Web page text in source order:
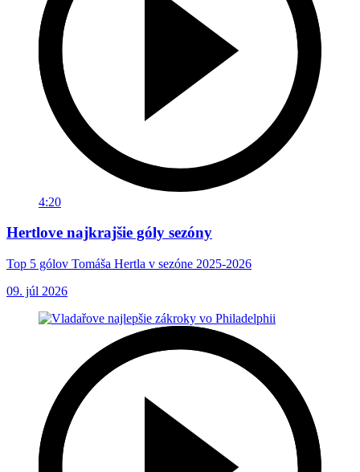
4:20
Hertlove najkrajšie góly sezóny
Top 5 gólov Tomáša Hertla v sezóne 2025-2026
09. júl 2026